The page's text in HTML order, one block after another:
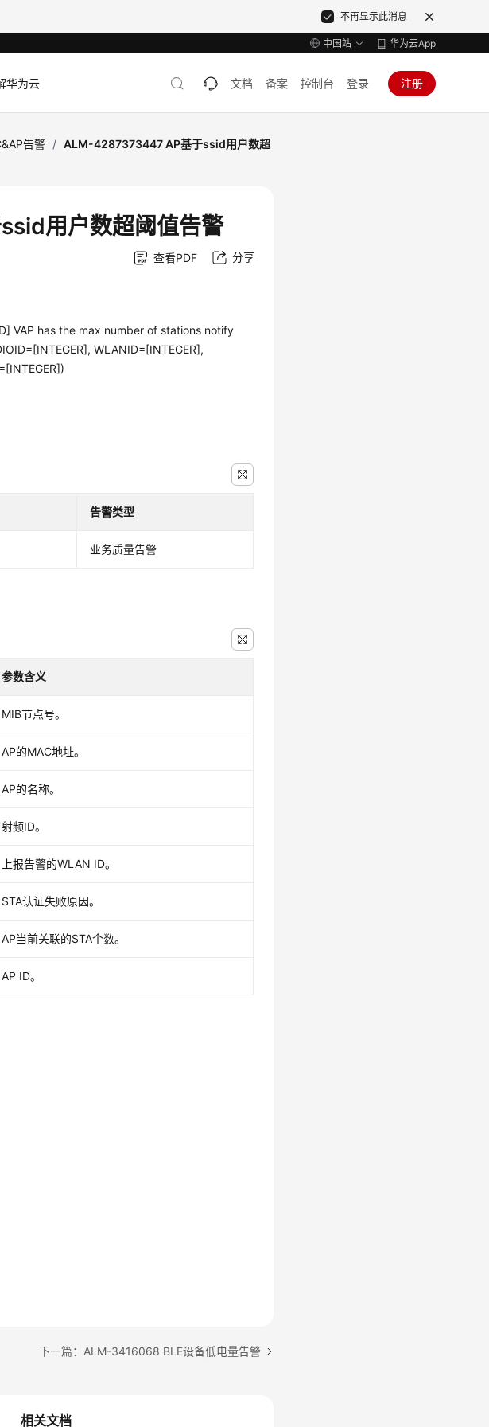
不再显示此消息
中国站 华为云App
华为云 文档 备案 控制台 登录 注册
告警 / ALM-4287373447 AP基于ssid用户数超
用户数超阈值告警
查看PDF 分享
VAP has the max number of stations notify
WLANID=[INTEGER],
告警类型
业务质量告警
参数含义
MIB节点号。
AP的MAC地址。
AP的名称。
射频ID。
上报告警的WLAN ID。
STA认证失败原因。
AP当前关联的STA个数。
AP ID。
下一篇：ALM-3416068 BLE设备低电量告警
相关文档